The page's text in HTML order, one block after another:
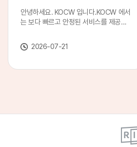
안녕하세요. KOCW 입니다.KOCW 에서
는 보다 빠르고 안정된 서비스를 제공하
합니다.※ 서비스 점검 작업 일시 : 7월
24일(금) 19:00 ~ 7월 25일(토) 08:00
안 서비스가 일시 중지될 수 있으니, 이
2026-07-21